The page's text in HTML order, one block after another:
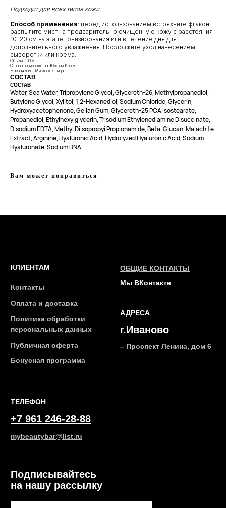
Подходит для всех типов кожи.
Способ применения: перед использованием встряхните флакон,
распылите мист на предварительно очищенную кожу с расстояния
10–20 см на этапе тонизирования или в течение дня для
дополнительного увлажнения. Продолжите уход нанесением
сыворотки или крема.
Объем: 100 мл
Страна производства: Южная Корея
Назначение: Мисты для лица
СОСТАВ
СОСТАВ
Water, Sea Water, Tripropylene Glycol, Glycereth-26, Methylpropanediol,
Butylene Glycol, Xylitol, 1,2-Hexanediol, Sodium Chloride, Glycerin,
Hydroxyacetophenone, Gellan Gum, Glycereth-25 PCA Isostearate,
Propanediol, Ethylhexylglycerin, Trisodium Ethylenediamine Disuccinate,
Disodium EDTA, Methyl Diisopropyi Propionamide, Beta-Glucan, Malachite
Extract, Arginine, Hyaluronic Acid, Hydrolyzed Hyaluronic Acid, Sodium
Hyaluronate, Sodium DNA.
Вам может понравиться
ТЕЛЕФОН
mybeautybar@list.ru
+7 961 246-28-88
АДРЕСА
ОБЩИЕ КОНТАКТЫ
Мы ВКонтакте
КЛИЕНТАМ
Контакты
Оплата и доставка
Политика обработки
персональных данных
Публичная оферта
Бонусная программа